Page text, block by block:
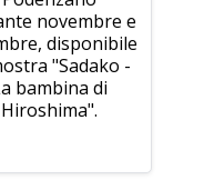
novembre e
disponibile
"Sadako -
bambina di
Hiroshima".